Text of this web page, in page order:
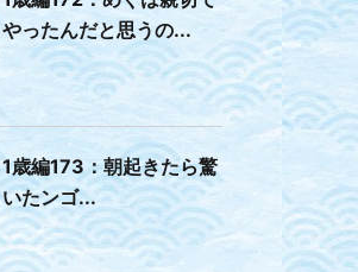
やったんだと思うの...
1歳編173：朝起きたら驚
いたンゴ...